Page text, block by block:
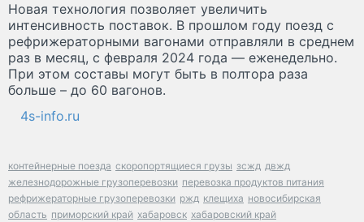
Новая технология позволяет увеличить
интенсивность поставок. В прошлом году поезд с
рефрижераторными вагонами отправляли в среднем
раз в месяц, с февраля 2024 года — еженедельно.
При этом составы могут быть в полтора раза
больше – до 60 вагонов.
4s-info.ru
контейнерные поезда скоропортящиеся грузы зсжд двжд
железнодорожные грузоперевозки перевозка продуктов питания
рефрижераторные грузоперевозки ржд клещиха новосибирская
область приморский край хабаровск хабаровский край